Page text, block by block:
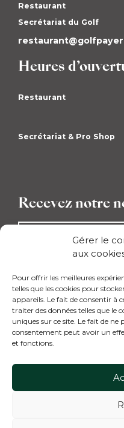
Gérer le
aux
Pour offrir les meilleures
telles que les cookies pour
appareils. Le fait de consentir à
traiter des données telles que
uniques sur ce site. Le fait de ne
consentement peut avoir un
et fonctions.
Restaurant
Secrétariat du Golf
Heures
Restaurant
Secrétariat & Pro Shop
Recevez notre
Votre adresse mail
Restaurant
Instagram
Facebook
Golf
Instagram
Facebook
LinkedIn
Déclaration de Protection